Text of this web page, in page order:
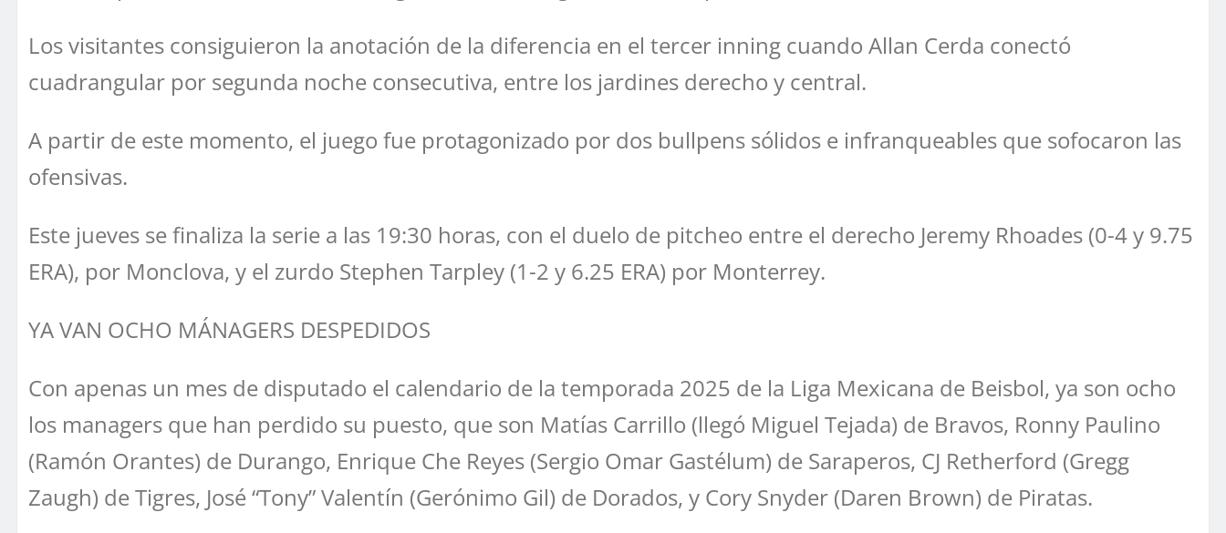
Los visitantes consiguieron la anotación de la diferencia en el tercer inning cuando Allan Cerda conectó
cuadrangular por segunda noche consecutiva, entre los jardines derecho y central.
A partir de este momento, el juego fue protagonizado por dos bullpens sólidos e infranqueables que sofocaron las
ofensivas.
Este jueves se finaliza la serie a las 19:30 horas, con el duelo de pitcheo entre el derecho Jeremy Rhoades (0-4 y 9.75
ERA), por Monclova, y el zurdo Stephen Tarpley (1-2 y 6.25 ERA) por Monterrey.
YA VAN OCHO MÁNAGERS DESPEDIDOS
Con apenas un mes de disputado el calendario de la temporada 2025 de la Liga Mexicana de Beisbol, ya son ocho
los managers que han perdido su puesto, que son Matías Carrillo (llegó Miguel Tejada) de Bravos, Ronny Paulino
(Ramón Orantes) de Durango, Enrique Che Reyes (Sergio Omar Gastélum) de Saraperos, CJ Retherford (Gregg
Zaugh) de Tigres, José “Tony” Valentín (Gerónimo Gil) de Dorados, y Cory Snyder (Daren Brown) de Piratas.